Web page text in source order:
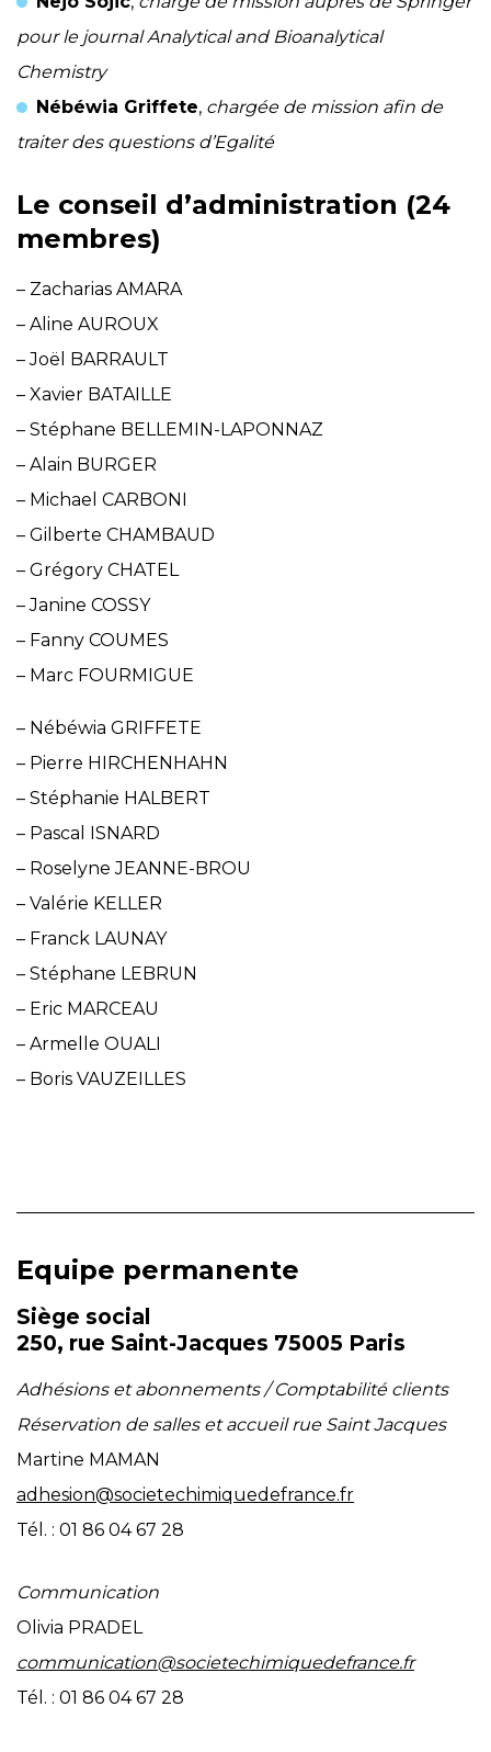
pour le journal Analytical and Bioanalytical
Chemistry
Nébéwia Griffete, chargée de mission afin de
traiter des questions d’Egalité
Le conseil d’administration (24
membres)
– Zacharias AMARA
– Aline AUROUX
– Joël BARRAULT
– Xavier BATAILLE
– Stéphane BELLEMIN-LAPONNAZ
– Alain BURGER
– Michael CARBONI
– Gilberte CHAMBAUD
– Grégory CHATEL
– Janine COSSY
– Fanny COUMES
– Marc FOURMIGUE
– Nébéwia GRIFFETE
– Pierre HIRCHENHAHN
– Stéphanie HALBERT
– Pascal ISNARD
– Roselyne JEANNE-BROU
– Valérie KELLER
– Franck LAUNAY
– Stéphane LEBRUN
– Eric MARCEAU
– Armelle OUALI
– Boris VAUZEILLES
Equipe permanente
Siège social
250, rue Saint-Jacques 75005 Paris
Adhésions et abonnements / Comptabilité clients
Réservation de salles et accueil rue Saint Jacques
Martine MAMAN
adhesion@societechimiquedefrance.fr
Tél. : 01 86 04 67 28
Communication
Olivia PRADEL
communication@societechimiquedefrance.fr
Tél. : 01 86 04 67 28